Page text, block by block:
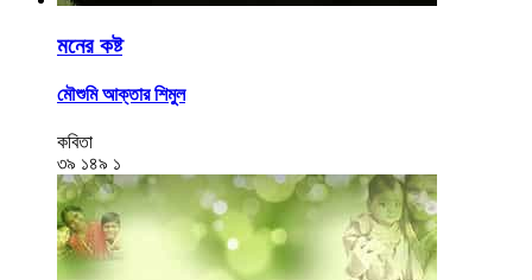
মনের কষ্ট
মৌশুমি আক্তার শিমুল
কবিতা
৩৯ ১৪৯ ১